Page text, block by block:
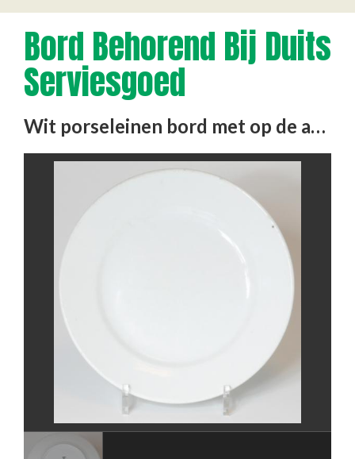
Bord Behorend Bij Duits
Serviesgoed
Wit porseleinen bord met op de achterkant een adelaar met hakenkruis, geproduceerd in Beieren in 1939.